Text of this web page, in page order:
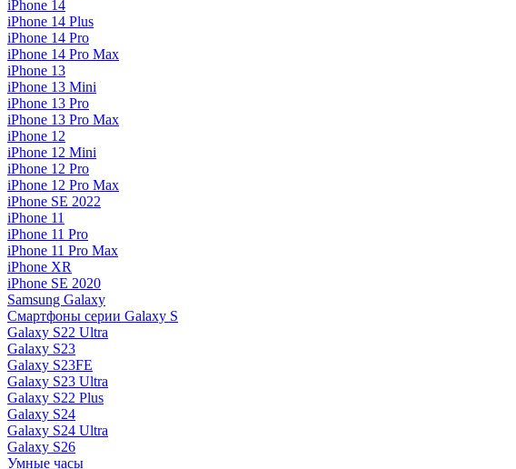
iPhone 14
iPhone 14 Plus
iPhone 14 Pro
iPhone 14 Pro Max
iPhone 13
iPhone 13 Mini
iPhone 13 Pro
iPhone 13 Pro Max
iPhone 12
iPhone 12 Mini
iPhone 12 Pro
iPhone 12 Pro Max
iPhone SE 2022
iPhone 11
iPhone 11 Pro
iPhone 11 Pro Max
iPhone XR
iPhone SE 2020
Samsung Galaxy
Смартфоны серии Galaxy S
Galaxy S22 Ultra
Galaxy S23
Galaxy S23FE
Galaxy S23 Ultra
Galaxy S22 Plus
Galaxy S24
Galaxy S24 Ultra
Galaxy S26
Умные часы